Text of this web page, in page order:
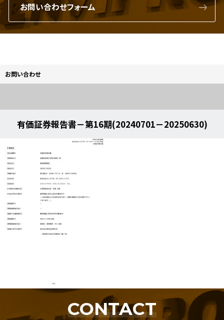
お問い合わせフォーム
お問い合わせ
有価証券報告書－第16期(20240701－20250630)
CONTACT